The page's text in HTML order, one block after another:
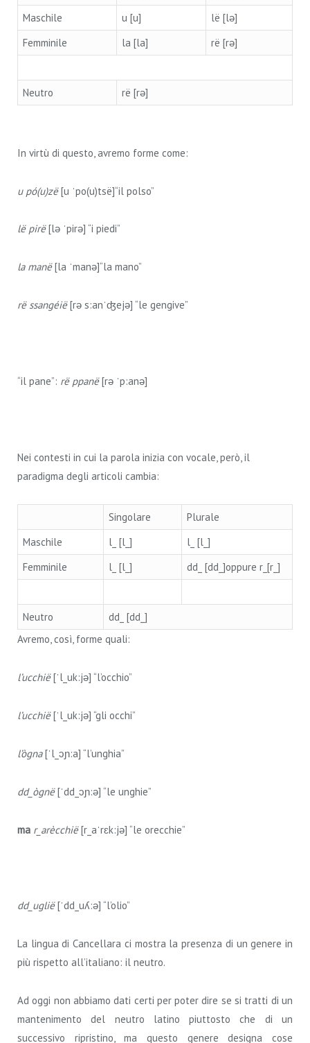
Maschile
u [u]
lë [lə]
Femminile
la [la] rë [rə]
Neutro rë [rə]
In virtù di questo, avremo forme come:
u pó(u)zë[u ˈpo(u)tsë]“il polso”
lë pirë[lə ˈpirə] “i piedi”
la manë[la ˈmanə]“la mano”
rë ssangéië[rə s:anˈʤejə] “le gengive”
“il pane”: rë ppanë[rə ˈp:anə]
Nei contesti in cui la parola inizia con vocale, però, il
paradigma degli articoli cambia:
Singolare
Plurale
Maschile
l_ [l_]
l_ [l_]
Femminile
l_ [l_] dd_ [dd_]oppure r_[r_]
Neutro
dd_ [dd_]
Avremo, così, forme quali:
l’ucchië[ˈl_uk:jə] “l’occhio”
l’ucchië[ˈl_uk:jə] “gli occhi”
l’ògna[ˈl_ɔɲ:a] “l’unghia”
dd_ògnë[ˈdd_ɔɲ:ə] “le unghie”
ma r_arècchië[r_aˈrɛk:jə] “le orecchie”
dd_uglië[ˈdd_uʎ:ə] “l’olio”
La lingua di Cancellara ci mostra la presenza di un genere in
più rispetto all’italiano: il neutro.
Ad oggi non abbiamo dati certi per poter dire se si tratti di un
mantenimento del neutro latino piuttosto che di un
successivo ripristino, ma questo genere designa cose